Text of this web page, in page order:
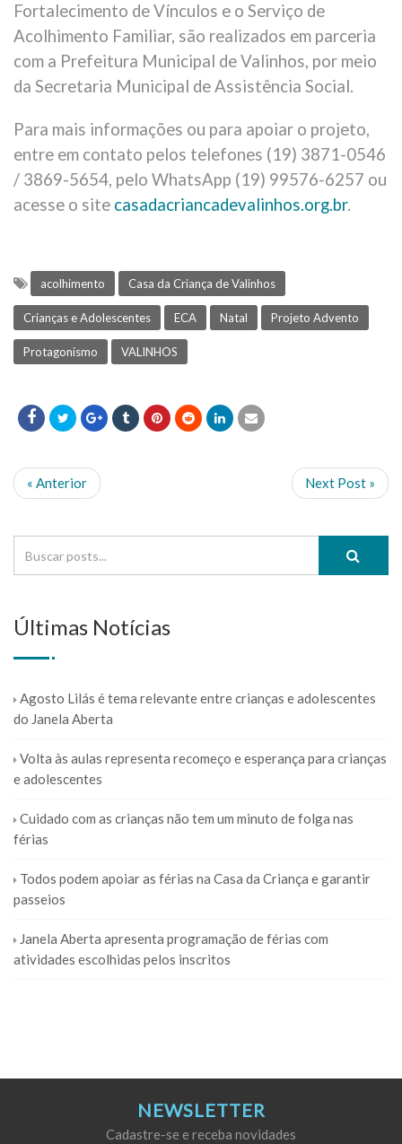
Fortalecimento de Vínculos e o Serviço de
Acolhimento Familiar, são realizados em parceria
com a Prefeitura Municipal de Valinhos, por meio
da Secretaria Municipal de Assistência Social.
Para mais informações ou para apoiar o projeto,
entre em contato pelos telefones (19) 3871-0546
/ 3869-5654, pelo WhatsApp (19) 99576-6257 ou
acesse o site casadacriancadevalinhos.org.br.
acolhimento Casa da Criança de Valinhos
Crianças e Adolescentes ECA Natal Projeto Advento
Protagonismo VALINHOS
« Anterior Next Post »
Últimas Notícias
Agosto Lilás é tema relevante entre crianças e adolescentes
do Janela Aberta
Volta às aulas representa recomeço e esperança para crianças
e adolescentes
Cuidado com as crianças não tem um minuto de folga nas
férias
Todos podem apoiar as férias na Casa da Criança e garantir
passeios
Janela Aberta apresenta programação de férias com
atividades escolhidas pelos inscritos
NEWSLETTER
Cadastre-se e receba novidades